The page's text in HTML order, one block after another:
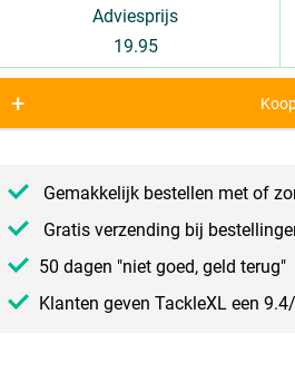
Adviesprijs
19.95
+
Gemakkelijk bestellen met of
Gratis verzending bij
50 dagen "niet goed, geld terug"
Klanten geven TackleXL een